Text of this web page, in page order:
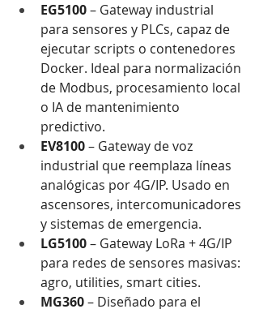
EG5100 – Gateway industrial
para sensores y PLCs, capaz de
ejecutar scripts o contenedores
Docker. Ideal para normalización
de Modbus, procesamiento local
o IA de mantenimiento
predictivo.
EV8100 – Gateway de voz
industrial que reemplaza líneas
analógicas por 4G/IP. Usado en
ascensores, intercomunicadores
y sistemas de emergencia.
LG5100 – Gateway LoRa + 4G/IP
para redes de sensores masivas:
agro, utilities, smart cities.
MG360 – Diseñado para el